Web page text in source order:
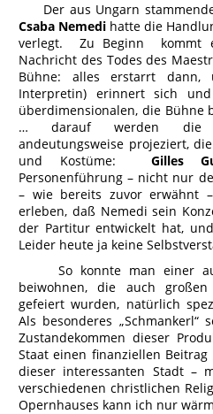
Der aus Ungarn
Csaba Nemedi hatte die
verlegt. Zu Beginn kommt
Nachricht des Todes des
Bühne: alles erstarrt
Interpretin) erinnert sich
überdimensionalen, die Bühne
… darauf werden die
andeutungsweise projeziert,
und Kostüme: Gilles
Personenführung – nicht nur
– wie bereits zuvor erwähnt
erleben, daß Nemedi sein
der Partitur entwickelt hat,
Leider heute ja keine
So konnte man einer
beiwohnen, die auch
gefeiert wurden, natürlich
Als besonderes
Zustandekommen dieser
Staat einen finanziellen
dieser interessanten Stadt –
verschiedenen christlichen
Opernhauses kann ich nur